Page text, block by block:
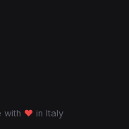
with ♥ in Italy